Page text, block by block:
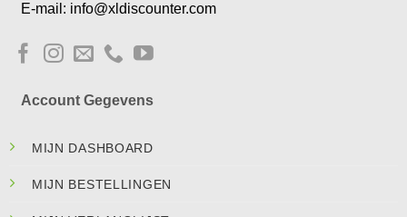
E-mail: info@xldiscounter.com
Account Gegevens
MIJN DASHBOARD
MIJN BESTELLINGEN